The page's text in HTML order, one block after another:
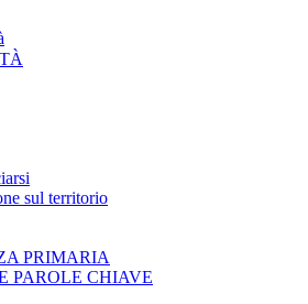
sul territorio
PRIMARIA
PAROLE CHIAVE